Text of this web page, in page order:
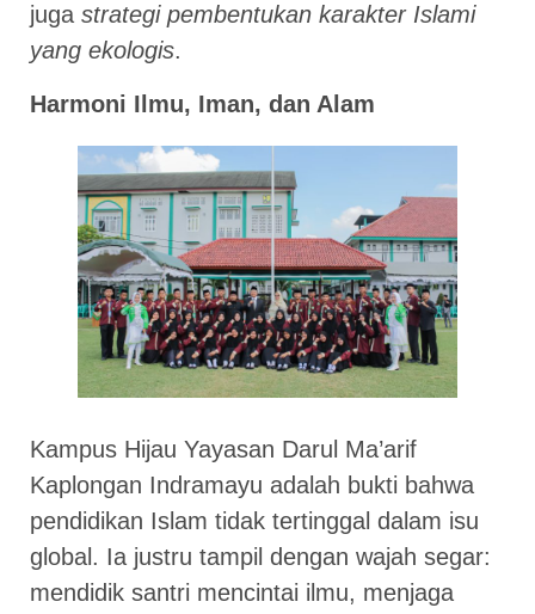
juga strategi pembentukan karakter Islami
yang ekologis.
Harmoni Ilmu, Iman, dan Alam
Kampus Hijau Yayasan Darul Ma’arif
Kaplongan Indramayu adalah bukti bahwa
pendidikan Islam tidak tertinggal dalam isu
global. Ia justru tampil dengan wajah segar:
mendidik santri mencintai ilmu, menjaga